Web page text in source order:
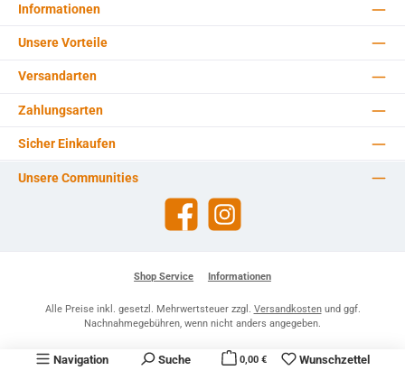
Navigation Suche Wunschzettel
0,00 €
Informationen
Unsere Vorteile
Versandarten
Zahlungsarten
Sicher Einkaufen
Unsere Communities
Facebook Instagram
Shop Service Informationen
Alle Preise inkl. gesetzl. Mehrwertsteuer zzgl. Versandkostenund ggf.
Nachnahmegebühren, wenn nicht anders angegeben.